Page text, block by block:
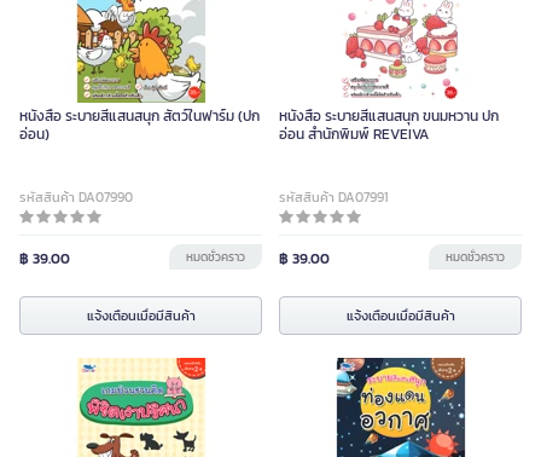
หนังสือ ระบายสีแสนสนุก สัตว์ในฟาร์ม (ปก
อ่อน)
รหัสสินค้า DA07990
฿ 39.00 หมดชั่วคราว
แจ้งเตือนเมื่อมีสินค้า
หนังสือ ระบายสีแสนสนุก ขนมหวาน ปก
อ่อน สำนักพิมพ์ REVEIVA
รหัสสินค้า DA07991
฿ 39.00 หมดชั่วคราว
แจ้งเตือนเมื่อมีสินค้า